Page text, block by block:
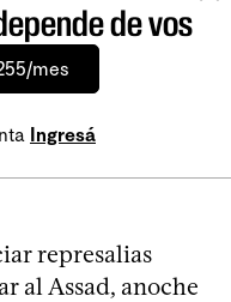
de vos
mes
Ingresá
represalias
al Assad, anoche